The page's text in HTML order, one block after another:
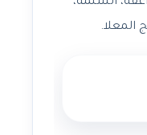
المعلا.